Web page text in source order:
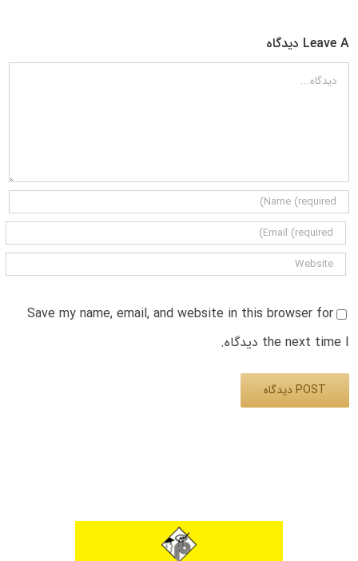
Leave A دیدگاه
دیدگاه
Save my name, email, and website in this browser for
the next time I دیدگاه.